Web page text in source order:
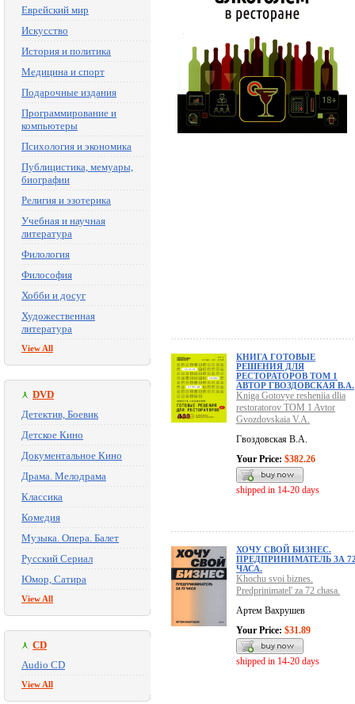
Еврейский мир
Искусство
История и политика
Медицина и спорт
Подарочные издания
Программирование и
компьютеры
Психология и экономика
Публицистика, мемуары,
биографии
Религия и эзотерика
Учебная и научная
литература
Филология
Философия
Хобби и досуг
Художественная
литература
View All
DVD
Детектив, Боевик
Детское Кино
Документальное Кино
Драма. Мелодрама
Классика
Комедия
Музыка. Опера. Балет
Русский Сериал
Юмор, Сатира
View All
CD
Audio CD
View All
КНИГА ГОТОВЫЕ
РЕШЕНИЯ ДЛЯ
РЕСТОРАТОРОВ ТОМ 1
АВТОР ГВОЗДОВСКАЯ В.А.
Kniga Gotovye resheniia dlia
restoratorov TOM 1 Avtor
Gvozdovskaia V.A.
Гвоздовская В.А.
Your Price: $382.26
shipped in 14-20 days
ХОЧУ СВОЙ БИЗНЕС.
ПРЕДПРИНИМАТЕЛЬ ЗА
ЧАСА.
Khochu svoi biznes.
Predprinimatel' za 72 chasa.
Артем Вахрушев
Your Price: $31.89
shipped in 14-20 days